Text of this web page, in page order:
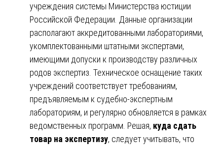
учреждения системы Министерства юстиции
Российской Федерации. Данные организации
располагают аккредитованными лабораториями,
укомплектованными штатными экспертами,
имеющими допуски к производству различных
родов экспертиз. Техническое оснащение таких
учреждений соответствует требованиям,
предъявляемым к судебно-экспертным
лабораториям, и регулярно обновляется в рамках
ведомственных программ. Решая, куда сдать
товар на экспертизу, следует учитывать, что